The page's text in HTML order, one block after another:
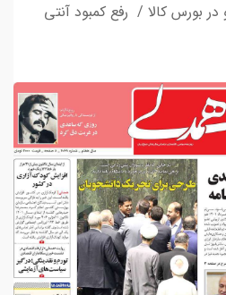
در بورس کالا / رفع کمبود آنتی